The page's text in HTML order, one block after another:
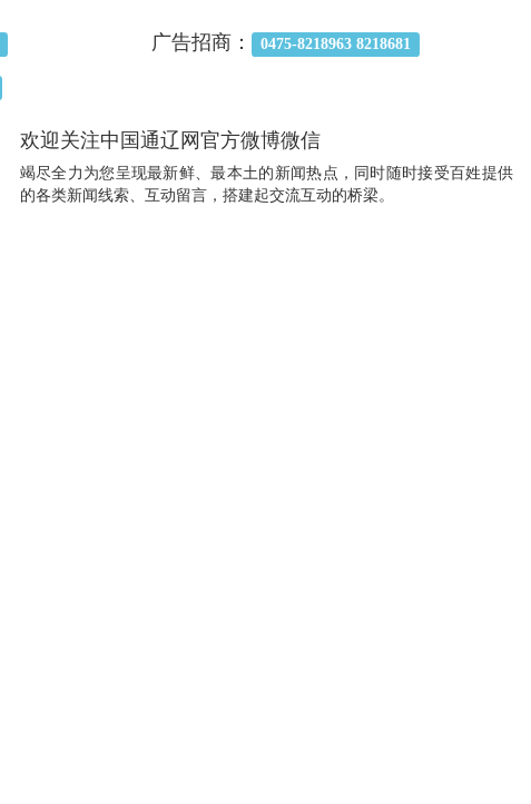
广告招商： 0475-8218963 8218681
欢迎关注中国通辽网官方微博微信
竭尽全力为您呈现最新鲜、最本土的新闻热点，同时随时接受百姓提供
的各类新闻线索、互动留言，搭建起交流互动的桥梁。